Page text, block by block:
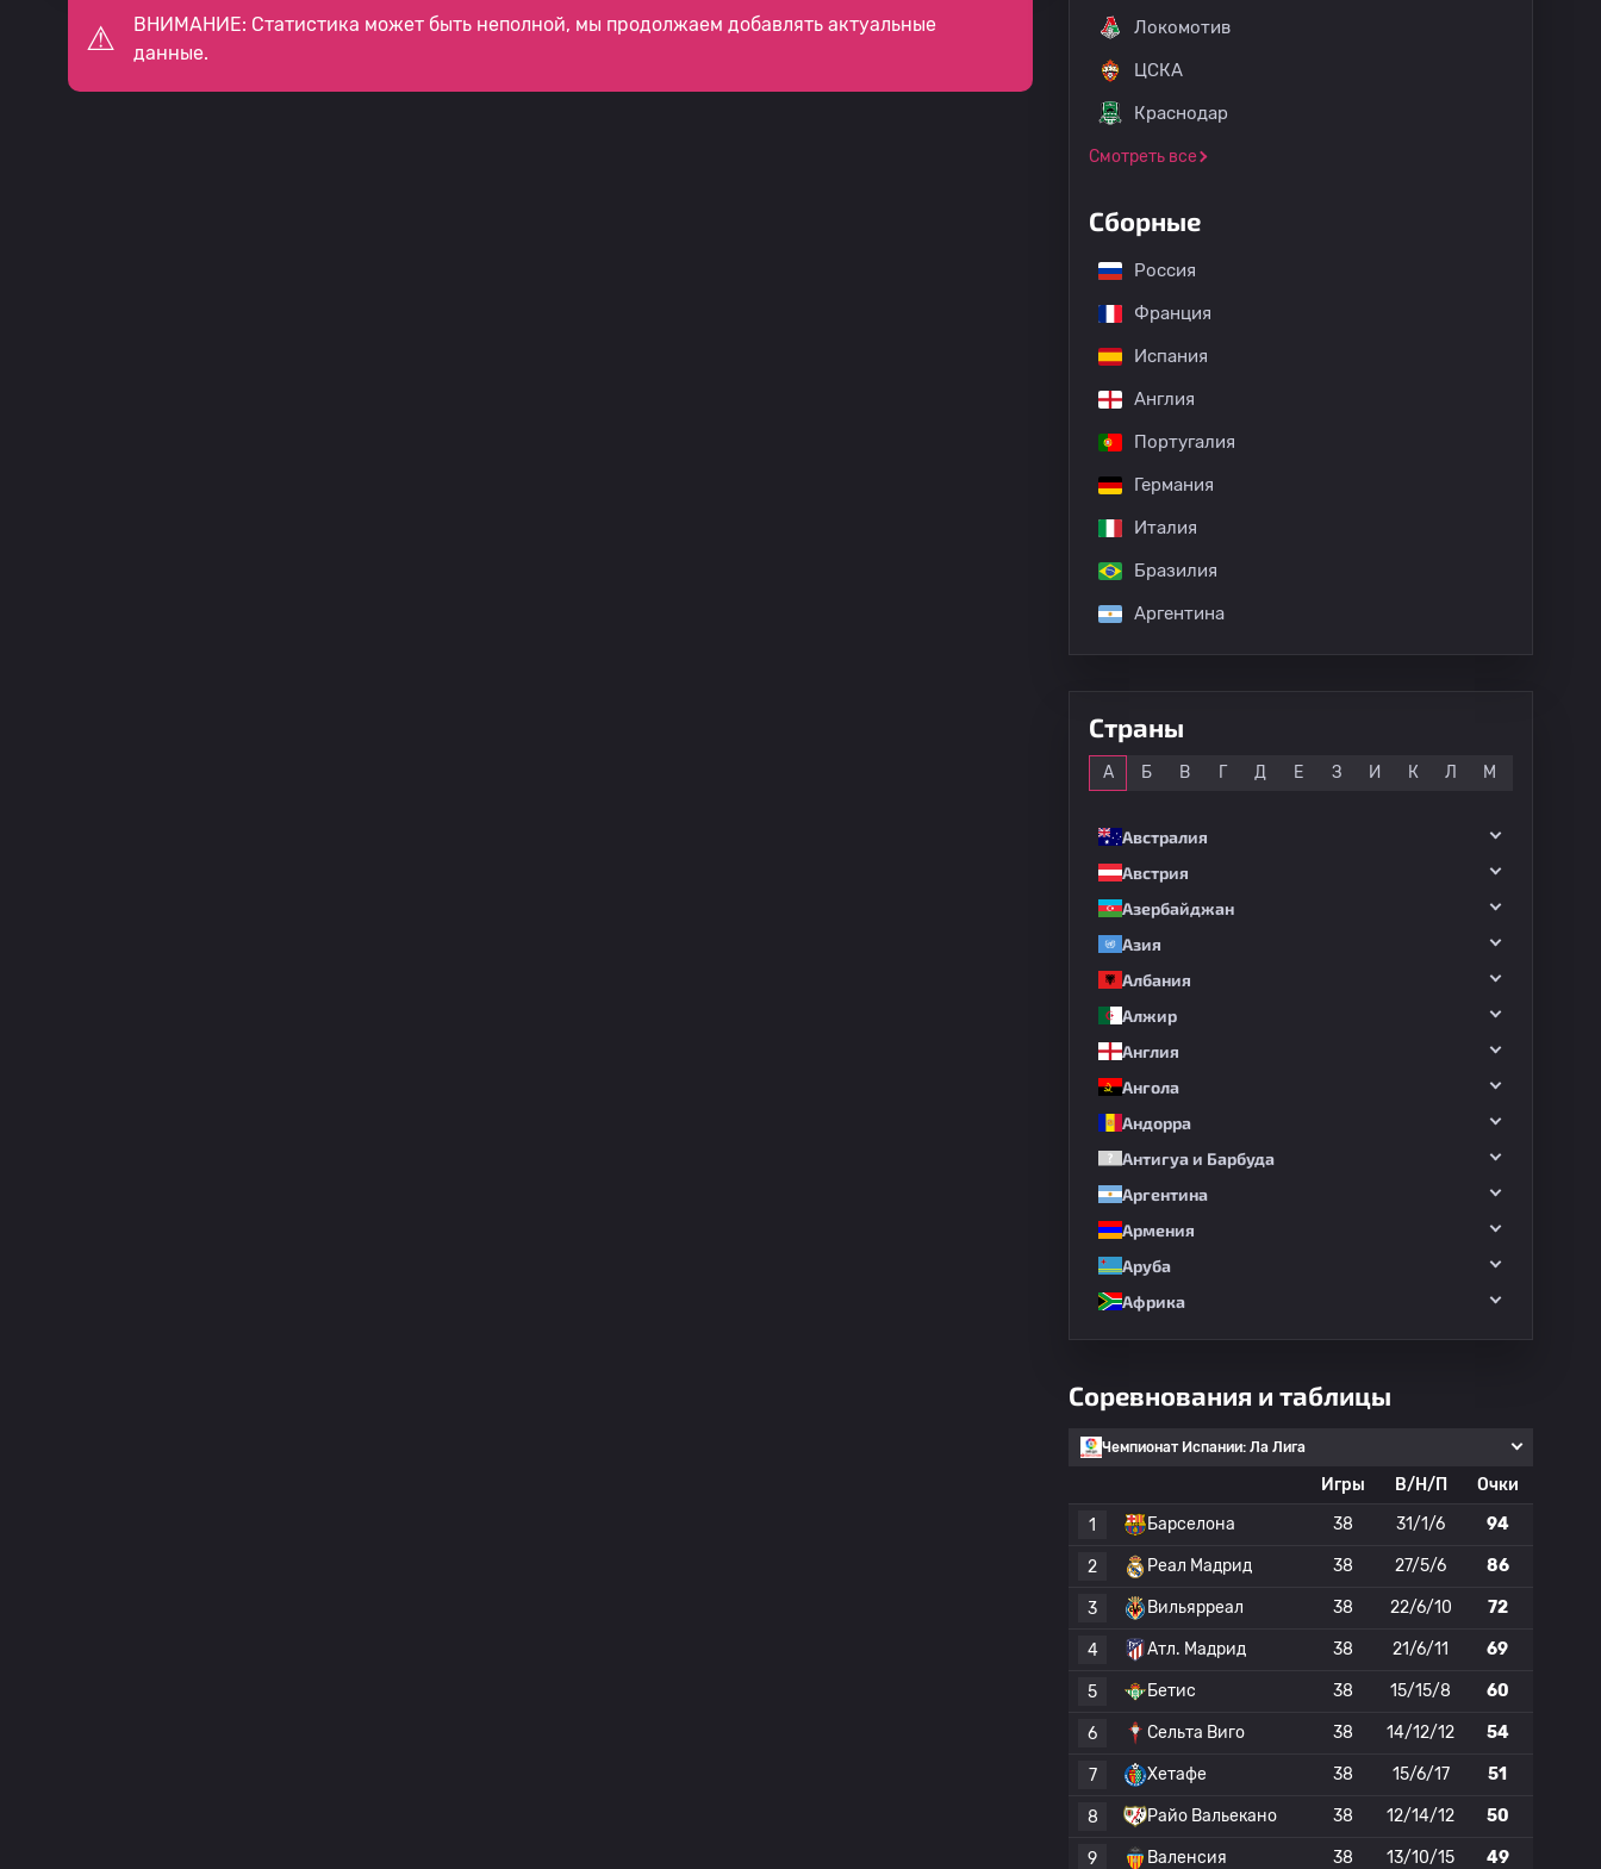
ВНИМАНИЕ: Статистика может быть неполной, мы продолжаем добавлять актуальные
данные.
Локомотив
ЦСКА
Краснодар
Смотреть все
Сборные
Россия
Франция
Испания
Англия
Португалия
Германия
Италия
Бразилия
Аргентина
Страны
А Б В Г Д Е З И К Л М
Австралия
Австрия
Азербайджан
Азия
Албания
Алжир
Англия
Ангола
Андорра
Антигуа и Барбуда
Аргентина
Армения
Аруба
Африка
Соревнования и таблицы
Чемпионат Испании: Ла Лига
Игры В/Н/П
Очки
1
Барселона 38 31/1/6 94
2 Реал Мадрид 38 27/5/6 86
3 Вильярреал 38 22/6/10 72
4 Атл. Мадрид 38 21/6/11 69
5 Бетис 38 15/15/8 60
6 Сельта Виго 38 14/12/12 54
7 Хетафе 38 15/6/17 51
8 Райо Вальекано 38 12/14/12 50
9 Валенсия 38 13/10/15 49